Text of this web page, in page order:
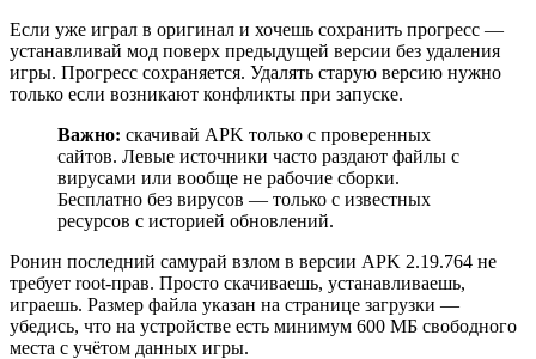
Если уже играл в оригинал и хочешь сохранить прогресс —
устанавливай мод поверх предыдущей версии без удаления
игры. Прогресс сохраняется. Удалять старую версию нужно
только если возникают конфликты при запуске.
Важно: скачивай APK только с проверенных
сайтов. Левые источники часто раздают файлы с
вирусами или вообще не рабочие сборки.
Бесплатно без вирусов — только с известных
ресурсов с историей обновлений.
Ронин последний самурай взлом в версии APK 2.19.764 не
требует root-прав. Просто скачиваешь, устанавливаешь,
играешь. Размер файла указан на странице загрузки —
убедись, что на устройстве есть минимум 600 МБ свободного
места с учётом данных игры.